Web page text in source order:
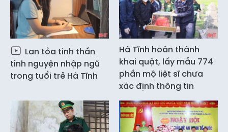
Lan tỏa tinh thần
tình nguyện nhập ngũ
trong tuổi trẻ Hà Tĩnh
Hà Tĩnh hoàn thành
khai quật, lấy mẫu 774
phần mộ liệt sĩ chưa
xác định thông tin